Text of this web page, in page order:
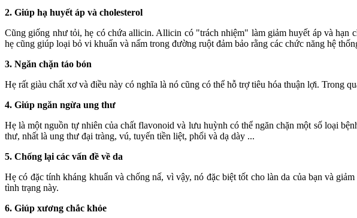
2. Giúp hạ huyết áp và cholesterol
Cũng giống như tỏi, hẹ có chứa allicin. Allicin có "trách nhiệm" làm giảm huyết áp và hạn
hẹ cũng giúp loại bỏ vi khuẩn và nấm trong đường ruột đảm bảo rằng các chức năng hệ
3. Ngăn chặn táo bón
Hẹ rất giàu chất xơ và điều này có nghĩa là nó cũng có thể hỗ trợ tiêu hóa thuận lợi. Trong
4. Giúp ngăn ngừa ung thư
Hẹ là một nguồn tự nhiên của chất flavonoid và lưu huỳnh có thể ngăn chặn một số loại
thư, nhất là ung thư đại tràng, vú, tuyến tiền liệt, phổi và dạ dày ...
5. Chống lại các vấn đề về da
Hẹ có đặc tính kháng khuẩn và chống nấ, vì vậy, nó đặc biệt tốt cho làn da của bạn và
tình trạng này.
6. Giúp xương chắc khỏe